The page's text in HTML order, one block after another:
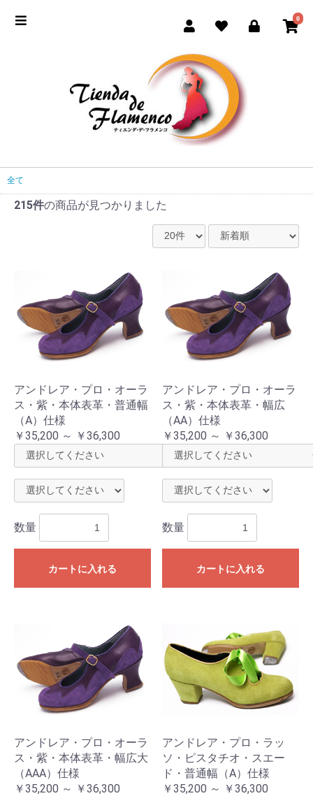
0
全て
215件の商品が見つかりました
アンドレア・プロ・オーラ
ス・紫・本体表革・普通幅
（A）仕様
￥35,200 ～ ￥36,300
数量
カートに入れる
アンドレア・プロ・オーラ
ス・紫・本体表革・幅広
（AA）仕様
￥35,200 ～ ￥36,300
数量
カートに入れる
アンドレア・プロ・オーラ
ス・紫・本体表革・幅広大
（AAA）仕様
￥35,200 ～ ￥36,300
アンドレア・プロ・ラッ
ソ・ピスタチオ・スエー
ド・普通幅（A）仕様
￥35,200 ～ ￥36,300